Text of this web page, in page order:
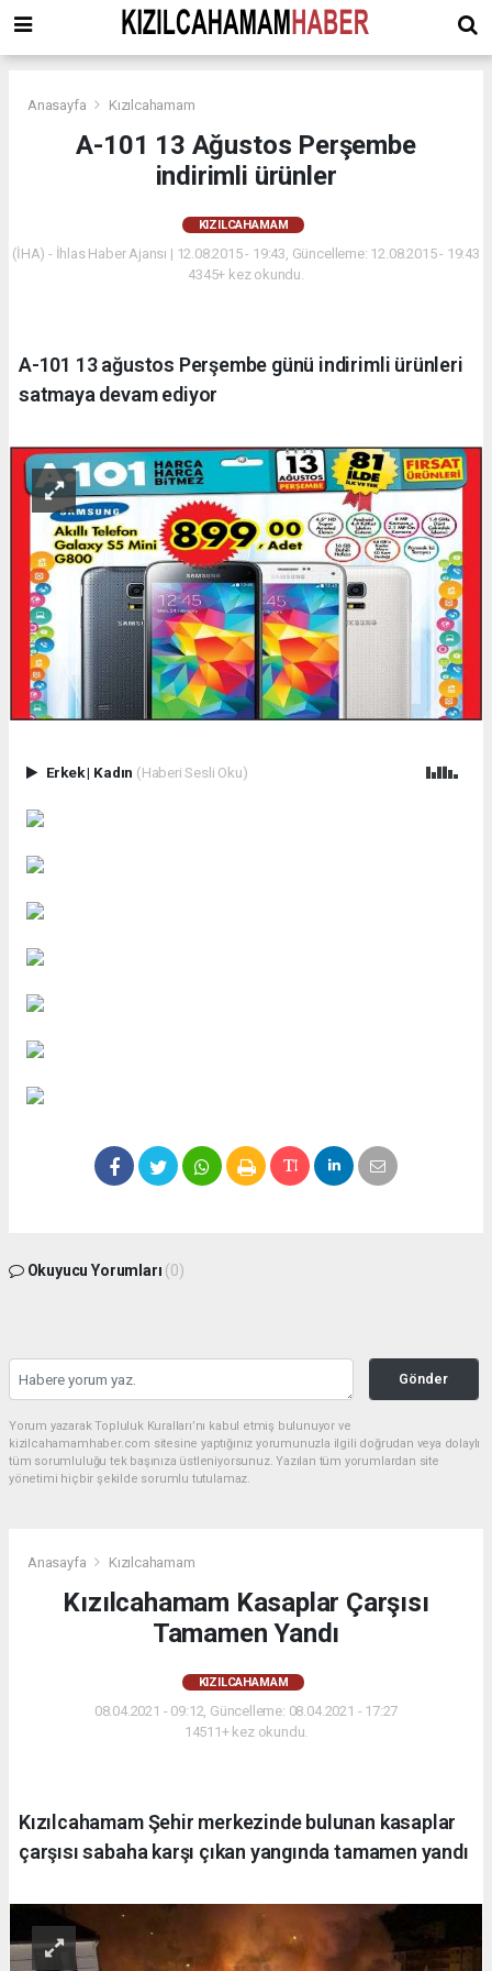
Anasayfa Kızılcahamam
A-101 13 Ağustos Perşembe
indirimli ürünler
KIZILCAHAMAM
(İHA) - İhlas Haber Ajansı | 12.08.2015 - 19:43, Güncelleme: 12.08.2015 - 19:43
4345+ kez okundu.
A-101 13 ağustos Perşembe günü indirimli ürünleri
satmaya devam ediyor
Erkek| Kadın (Haberi Sesli Oku)
Okuyucu Yorumları (0)
Gönder
Yorum yazarak Topluluk Kuralları’nı kabul etmiş bulunuyor ve
kizilcahamamhaber.com sitesine yaptığınız yorumunuzla ilgili doğrudan veya dolaylı
tüm sorumluluğu tek başınıza üstleniyorsunuz. Yazılan tüm yorumlardan site
yönetimi hiçbir şekilde sorumlu tutulamaz.
Anasayfa Kızılcahamam
Kızılcahamam Kasaplar Çarşısı
Tamamen Yandı
KIZILCAHAMAM
08.04.2021 - 09:12, Güncelleme: 08.04.2021 - 17:27
14511+ kez okundu.
Kızılcahamam Şehir merkezinde bulunan kasaplar
çarşısı sabaha karşı çıkan yangında tamamen yandı